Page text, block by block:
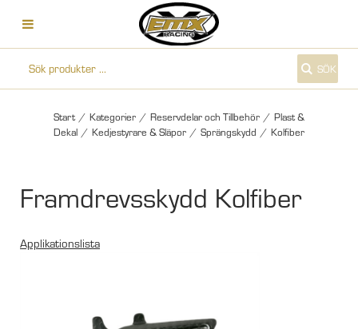
SÖK
Start / Kategorier / Reservdelar och Tillbehör / Plast &
Dekal / Kedjestyrare & Släpor / Sprängskydd / Kolfiber
Framdrevsskydd Kolfiber
Applikationslista